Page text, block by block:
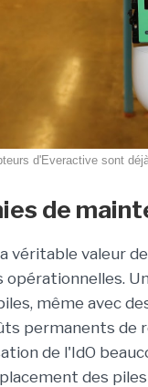
d'Everactive sont
de
véritable valeur
opérationnelles.
même avec
permanents de
de l'IdO
des